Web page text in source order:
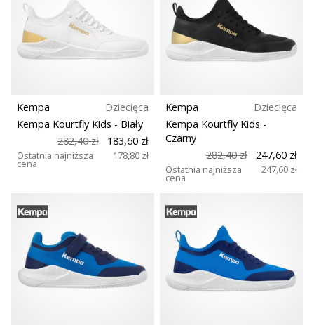
Kempa
Dziecięca
Kempa Kourtfly Kids - Biały
282,40 zł
183,60 zł
Ostatnia najniższa
cena
178,80 zł
Kempa
Dziecięca
Kempa Kourtfly Kids -
Czarny
282,40 zł
247,60 zł
Ostatnia najniższa
cena
247,60 zł